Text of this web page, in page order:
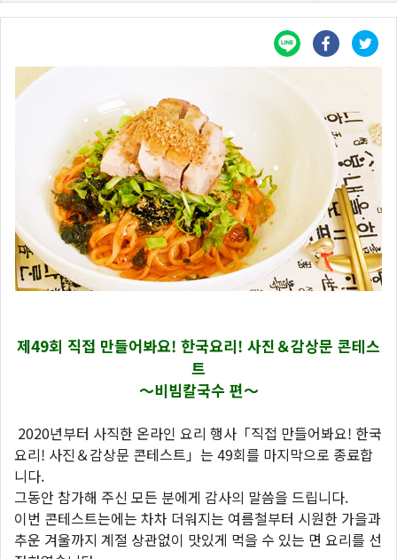
제49회 직접 만들어봐요! 한국요리! 사진＆감상문 콘테스
트
～비빔칼국수 편～
2020년부터 사직한 온라인 요리 행사「직접 만들어봐요! 한국
요리! 사진＆감상문 콘테스트」는 49회를 마지막으로 종료합
니다.
그동안 참가해 주신 모든 분에게 감사의 말씀을 드립니다.
이번 콘테스트는에는 차차 더워지는 여름철부터 시원한 가을과
추운 겨울까지 계절 상관없이 맛있게 먹을 수 있는 면 요리를 선